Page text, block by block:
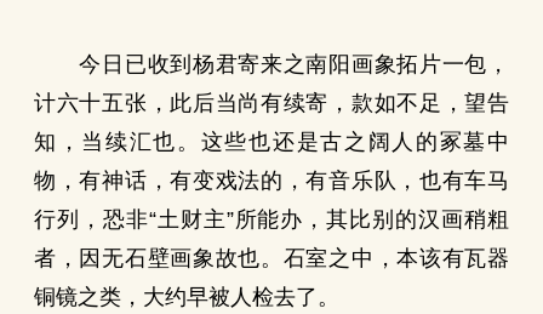
今日已收到杨君寄来之南阳画象拓片一包，
计六十五张，此后当尚有续寄，款如不足，望告
知，当续汇也。这些也还是古之阔人的冢墓中
物，有神话，有变戏法的，有音乐队，也有车马
行列，恐非“土财主”所能办，其比别的汉画稍粗
者，因无石壁画象故也。石室之中，本该有瓦器
铜镜之类，大约早被人检去了。